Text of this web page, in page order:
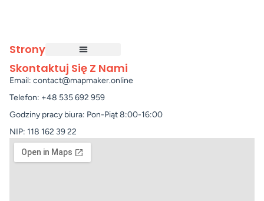
Strony
Skontaktuj Się Z Nami
Email: contact@mapmaker.online
Telefon: +48 535 692 959
Godziny pracy biura: Pon-Piąt 8:00-16:00
NIP: 118 162 39 22